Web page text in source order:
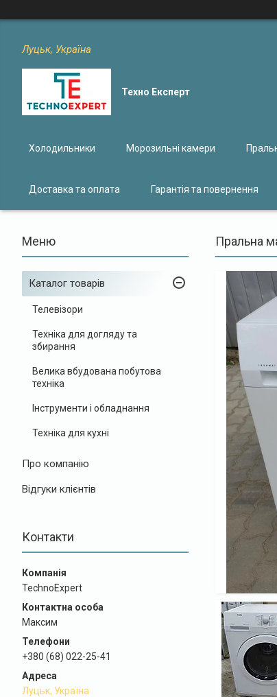
Луцьк, Україна
Техно Експерт
Холодильники Морозильні камери
Доставка та оплата Гарантія та повернення
Каталог товарів
Телевізори
Техніка для догляду та
збирання
Велика вбудована побутова
техніка
Інструменти і обладнання
Техніка для кухні
Про компанію
Відгуки клієнтів
Контакти
TechnoExpert
Максим
+380 (68) 022-25-41
Луцьк, Україна
Пральна